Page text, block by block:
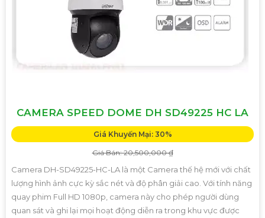
CAMERA SPEED DOME DH SD49225 HC LA
Giá Khuyến Mại: 30%
Giá Bán: 20,500,000 ₫
Camera DH-SD49225-HC-LA là một Camera thế hệ mới với chất
lượng hình ảnh cực kỳ sắc nét và độ phân giải cao. Với tính năng
quay phim Full HD 1080p, camera này cho phép người dùng
quan sát và ghi lại mọi hoạt động diễn ra trong khu vực được